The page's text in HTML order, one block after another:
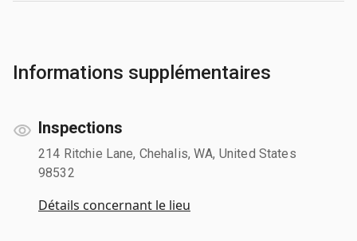
Informations supplémentaires
Inspections
214 Ritchie Lane, Chehalis, WA, United States
98532
Détails concernant le lieu